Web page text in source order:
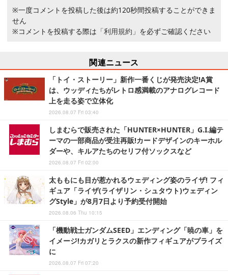
※一度コメントを投稿した後は約120秒間投稿することができま
せん
※コメントを投稿する際は 「利用規約」 を必ずご確認ください
関連ニュース
「トイ・ストーリー」新作一番くじが発売決定!A賞
は、ウッディたちがレトロ感満載のアナログレコード
上を走る姿で立体化
2026.08.07 Fri 03:40
しまむらで販売された「HUNTER×HUNTER」G.I.編テ
ーマの一部商品が受注再販!カードデザインのキーホル
ダーや、キルアたちのセリフ付ソックスなど
2026.08.07 Fri 02:00
太ももにも目が惹かれるウェディング姿のライザ! フィ
ギュア「ライザ(ライザリン・シュタウト)ウェディン
グStyle」が8月7日より予約受付開始
2026.08.06 Thu 10:15
「機動戦士ガンダムSEED」エンディング「暁の車」を
イメージ!カガリとラクスの新作フィギュアがプライズ
に
2026.08.07 Fri 07:20